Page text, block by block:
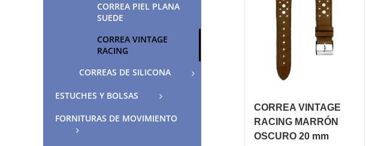
CORREA VINTAGE
RACING MARRÓN
OSCURO 20 mm
CORREA PIEL PLANA
SUEDE
CORREA VINTAGE
RACING
CORREAS DE SILICONA
ESTUCHES Y BOLSAS
FORNITURAS DE MOVIMIENTO